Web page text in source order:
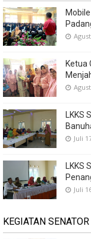
Ketua
LKKS
Juli
LKKS
Juli
KEGIATAN SENATOR